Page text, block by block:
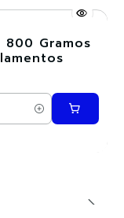
800 Gramos